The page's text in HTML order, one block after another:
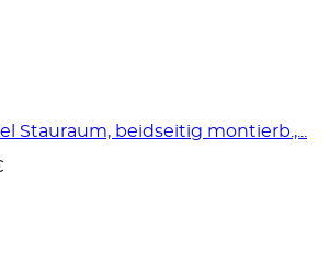
Stauraum, beidseitig montierb.,...